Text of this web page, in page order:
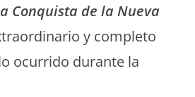
Conquista de la Nueva
y completo
ocurrido durante la